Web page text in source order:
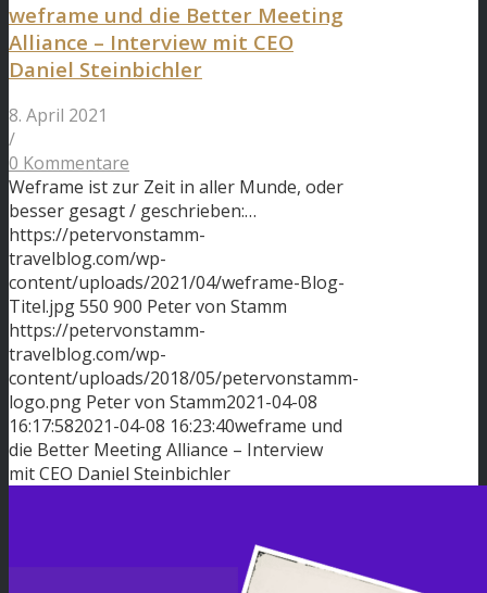
weframe und die Better Meeting
Alliance – Interview mit CEO
Daniel Steinbichler
8. April 2021
/
0 Kommentare
Weframe ist zur Zeit in aller Munde, oder
besser gesagt / geschrieben:…
https://petervonstamm-
travelblog.com/wp-
content/uploads/2021/04/weframe-Blog-
Titel.jpg550 900 Peter von Stamm
https://petervonstamm-
travelblog.com/wp-
content/uploads/2018/05/petervonstamm-
logo.png Peter von Stamm2021-04-08
16:17:582021-04-08 16:23:40weframe und
die Better Meeting Alliance – Interview
mit CEO Daniel Steinbichler